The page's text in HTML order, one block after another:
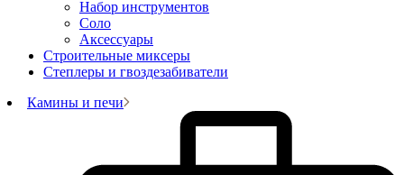
Набор инструментов
Соло
Аксессуары
Строительные миксеры
Степлеры и гвоздезабиватели
Камины и печи